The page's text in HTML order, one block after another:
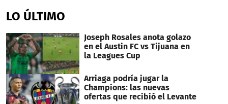
LO ÚLTIMO
Joseph Rosales anota golazo
en el Austin FC vs Tijuana en
la Leagues Cup
Arriaga podría jugar la
Champions: las nuevas
ofertas que recibió el Levante